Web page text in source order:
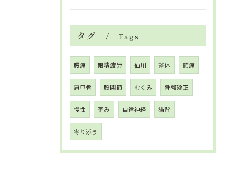
タグ Tags
腰痛 眼精疲労 仙川 整体 頭痛
肩甲骨 股関節 むくみ 骨盤矯正
慢性 歪み 自律神経 猫背
寄り添う